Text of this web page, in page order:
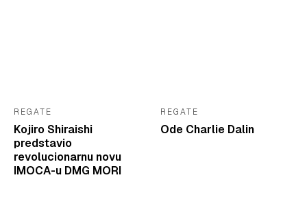
REGATE
Kojiro Shiraishi
predstavio
revolucionarnu novu
IMOCA-u DMG MORI
REGATE
Ode Charlie Dalin